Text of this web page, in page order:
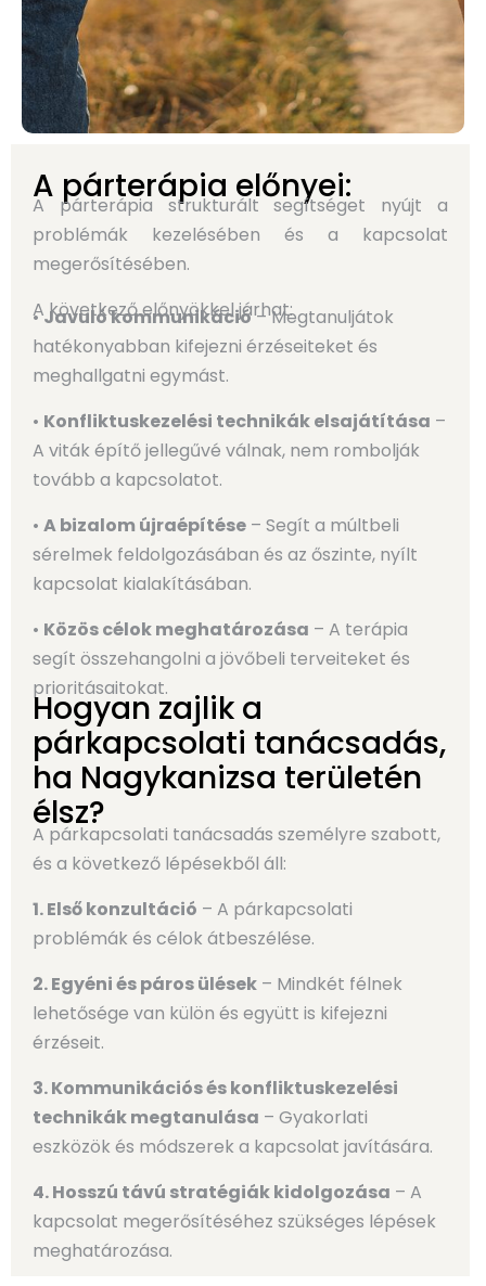
A párterápia előnyei:
A párterápia strukturált segítséget nyújt a
problémák kezelésében és a kapcsolat
megerősítésében.
A következő előnyökkel járhat:
•Javuló kommunikáció– Megtanuljátok
hatékonyabban kifejezni érzéseiteket és
meghallgatni egymást.
• Konfliktuskezelési technikák elsajátítása –
A viták építő jellegűvé válnak, nem rombolják
tovább a kapcsolatot.
• A bizalom újraépítése – Segít a múltbeli
sérelmek feldolgozásában és az őszinte, nyílt
kapcsolat kialakításában.
• Közös célok meghatározása – A terápia
segít összehangolni a jövőbeli terveiteket és
prioritásaitokat.
Hogyan zajlik a
párkapcsolati tanácsadás,
ha Nagykanizsa területén
élsz?
A párkapcsolati tanácsadás személyre szabott,
és a következő lépésekből áll:
1. Első konzultáció – A párkapcsolati
problémák és célok átbeszélése.
2. Egyéni és páros ülések – Mindkét félnek
lehetősége van külön és együtt is kifejezni
érzéseit.
3. Kommunikációs és konfliktuskezelési
technikák megtanulása – Gyakorlati
eszközök és módszerek a kapcsolat javítására.
4. Hosszú távú stratégiák kidolgozása – A
kapcsolat megerősítéséhez szükséges lépések
meghatározása.